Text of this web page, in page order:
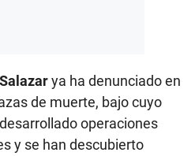
ya ha denunciado en
de muerte, bajo cuyo
operaciones
y se han descubierto